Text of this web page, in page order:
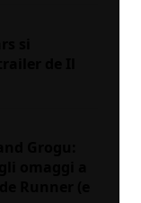
si
de Il
Grogu:
omaggi a